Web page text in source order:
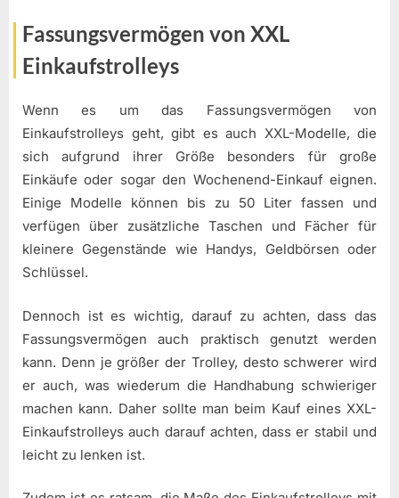
Fassungsvermögen von XXL
Einkaufstrolleys
Wenn es um das Fassungsvermögen von
Einkaufstrolleys geht, gibt es auch XXL-Modelle, die
sich aufgrund ihrer Größe besonders für große
Einkäufe oder sogar den Wochenend-Einkauf eignen.
Einige Modelle können bis zu 50 Liter fassen und
verfügen über zusätzliche Taschen und Fächer für
kleinere Gegenstände wie Handys, Geldbörsen oder
Schlüssel.
Dennoch ist es wichtig, darauf zu achten, dass das
Fassungsvermögen auch praktisch genutzt werden
kann. Denn je größer der Trolley, desto schwerer wird
er auch, was wiederum die Handhabung schwieriger
machen kann. Daher sollte man beim Kauf eines XXL-
Einkaufstrolleys auch darauf achten, dass er stabil und
leicht zu lenken ist.